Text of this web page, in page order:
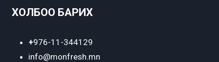
ХОЛБОО БАРИХ
+976-11-344129
info@monfresh.mn